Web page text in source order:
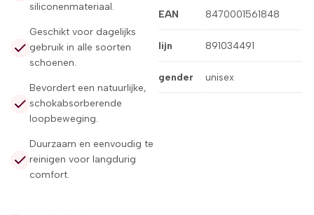
siliconenmateriaal.
Geschikt voor dagelijks
gebruik in alle soorten
schoenen.
Bevordert een natuurlijke,
schokabsorberende
loopbeweging.
Duurzaam en eenvoudig te
reinigen voor langdurig
comfort.
EAN 8470001561848
lijn 891034491
gender unisex